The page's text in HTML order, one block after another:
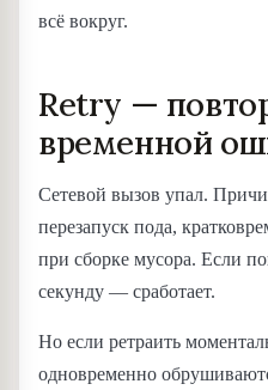
всё вокруг.
Retry —
временной
Сетевой вызов упал.
перезапуск пода,
при сборке мусора. Если
секунду — сработает.
Но если ретраить
одновременно